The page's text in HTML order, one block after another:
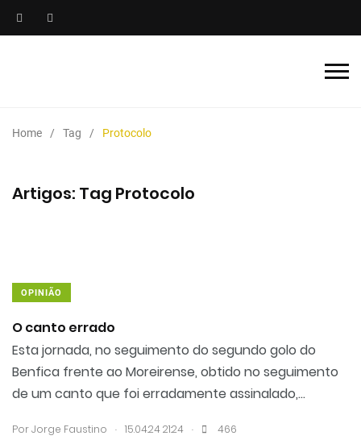
Home Tag Protocolo
Artigos: Tag Protocolo
OPINIÃO
O canto errado
Esta jornada, no seguimento do segundo golo do
Benfica frente ao Moreirense, obtido no seguimento
de um canto que foi erradamente assinalado,...
PorJorge Faustino . 15.04.24 21:24 . 466